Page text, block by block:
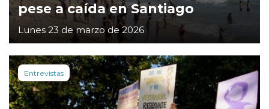
pese a caída en Santiago
Lunes 23 de marzo de 2026
Entrevistas